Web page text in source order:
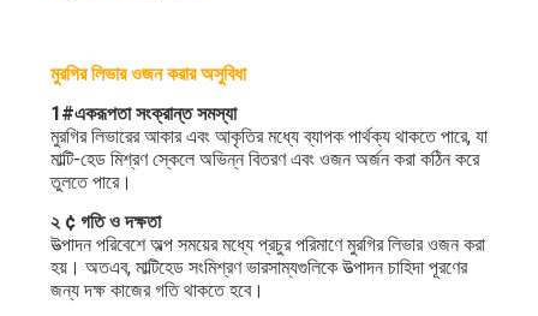
মুরগির লিভার ওজন করার অসুবিধা
1#একরূপতা সংক্রান্ত সমস্যা
মুরগির লিভারের আকার এবং আকৃতির মধ্যে ব্যাপক পার্থক্য থাকতে পারে, যা
মাল্টি-হেড মিশ্রণ স্কেলে অভিন্ন বিতরণ এবং ওজন অর্জন করা কঠিন করে
তুলতে পারে।
২ ¢ গতি ও দক্ষতা
উত্পাদন পরিবেশে অল্প সময়ের মধ্যে প্রচুর পরিমাণে মুরগির লিভার ওজন করা
হয়। অতএব, মাল্টিহেড সংমিশ্রণ ভারসাম্যগুলিকে উত্পাদন চাহিদা পূরণের
জন্য দক্ষ কাজের গতি থাকতে হবে।